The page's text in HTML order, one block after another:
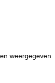
weergegeven.